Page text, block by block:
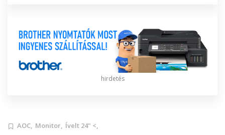
hirdetés
AOC, Monitor, Ívelt 24" <,